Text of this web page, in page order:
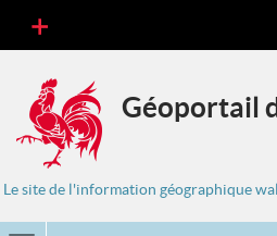
Géoportail
Le site de l'information géographique